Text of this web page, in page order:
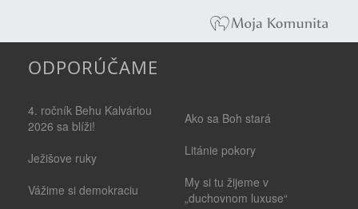
ODPORÚČAME
4. ročník Behu Kalváriou
2026 sa blíži!
Ježišove ruky
Vážime si demokraciu
Ako sa Boh stará
Litánie pokory
My si tu žijeme v
„duchovnom luxuse“